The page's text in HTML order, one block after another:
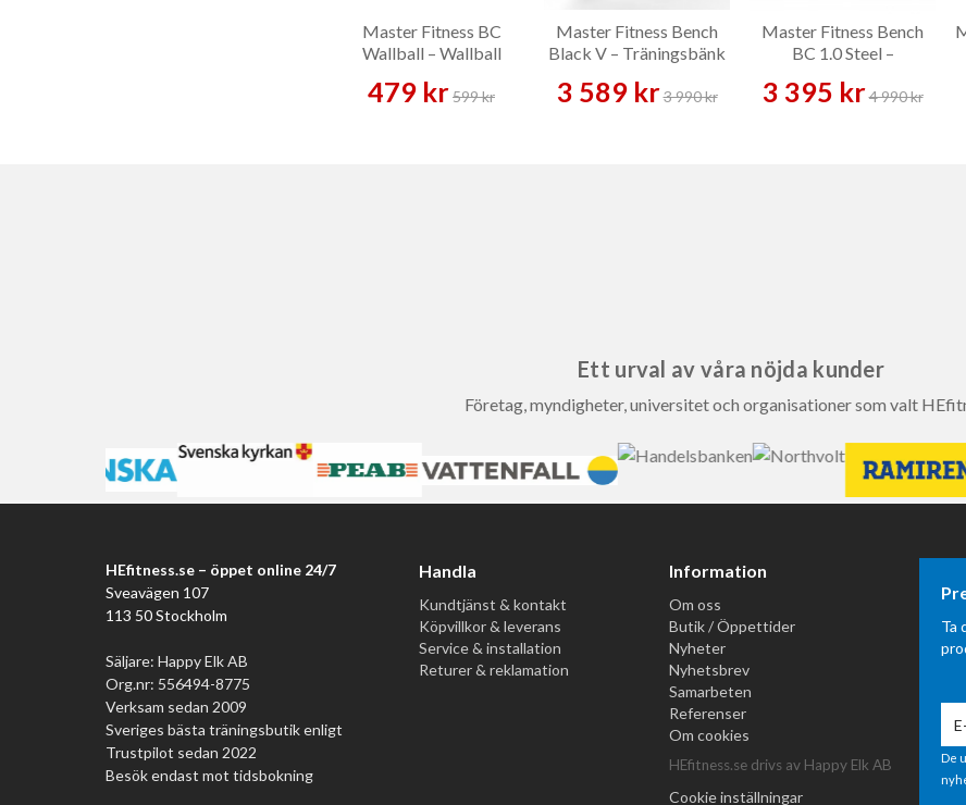
Master Fitness BC
Wallball – Wallball
479 kr599 kr
Master Fitness Bench
Black V – Träningsbänk
3 589 kr3 990 kr
Master Fitness Bench
BC 1.0 Steel –
3 395 kr4 990 kr
Ett urval av våra nöjda kunder
Företag, myndigheter, universitet och organisationer som valt
HEfitness.se – öppet online 24/7
Sveavägen 107
113 50 Stockholm
Säljare: Happy Elk AB
Org.nr: 556494-8775
Verksam sedan 2009
Sveriges bästa träningsbutik enligt
Trustpilot sedan 2022
Besök endast mot tidsbokning
Handla
Kundtjänst & kontakt
Köpvillkor & leverans
Service & installation
Returer & reklamation
Information
Om oss
Butik / Öppettider
Nyheter
Nyhetsbrev
Samarbeten
Referenser
Om cookies
HEfitness.se drivs av Happy Elk AB
Cookie inställningar
Ta
De